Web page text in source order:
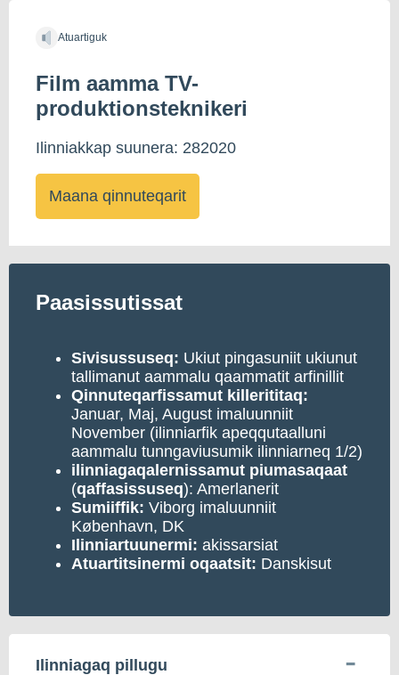
Atuartiguk
Film aamma TV-
produktionsteknikeri
Ilinniakkap suunera: 282020
Maana qinnuteqarit
Paasissutissat
Sivisussuseq: Ukiut pingasuniit ukiunut
tallimanut aammalu qaammatit arfinillit
Qinnuteqarfissamut killerititaq:
Januar, Maj, August imaluunniit
November (ilinniarfik apeqqutaalluni
aammalu tunngaviusumik ilinniarneq 1/2)
ilinniagaqalernissamut piumasaqaat
(qaffasissuseq): Amerlanerit
Sumiiffik: Viborg imaluunniit
København, DK
Ilinniartuunermi: akissarsiat
Atuartitsinermi oqaatsit: Danskisut
Ilinniagaq pillugu